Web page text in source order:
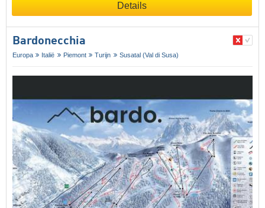
Details
Bardonecchia
Europa Italië Piemont Turijn Susatal (Val di Susa)